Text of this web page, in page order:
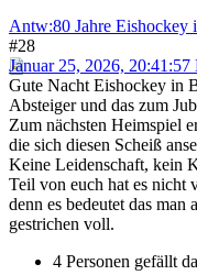
Antw:80 Jahre Eishockey
#28
Januar 25, 2026,
Gute Nacht Eishockey in
Absteiger und das zum
Zum nächsten Heimspiel
die sich diesen Scheiß
Keine Leidenschaft, kein
Teil von euch hat es nicht
denn es bedeutet das
gestrichen voll.
4 Personen gefällt